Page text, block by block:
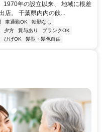
1970年の設立以来、 地域に根差
店。 千葉県内内の飲...
車通勤OK
転勤なし
夕方 賞与あり
ブランクOK
ひげOK 髪型・髪色自由